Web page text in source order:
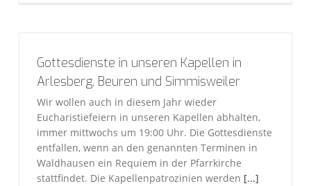
Gottesdienste in unseren Kapellen in
Arlesberg, Beuren und Simmisweiler
Wir wollen auch in diesem Jahr wieder
Eucharistiefeiern in unseren Kapellen abhalten,
immer mittwochs um 19:00 Uhr. Die Gottesdienste
entfallen, wenn an den genannten Terminen in
Waldhausen ein Requiem in der Pfarrkirche
stattfindet. Die Kapellenpatrozinien werden [...]